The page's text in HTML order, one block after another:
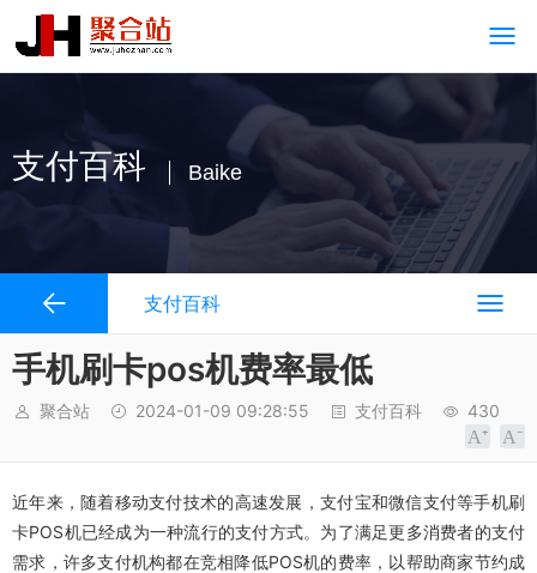
支付百科 Baike
支付百科
手机刷卡pos机费率最低
聚合站 2024-01-09 09:28:55 支付百科 430
近年来，随着移动支付技术的高速发展，支付宝和微信支付等手机刷
卡POS机已经成为一种流行的支付方式。为了满足更多消费者的支付
需求，许多支付机构都在竞相降低POS机的费率，以帮助商家节约成